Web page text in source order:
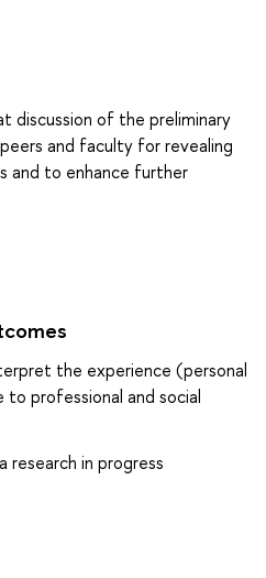
discussion of the preliminary
and faculty for revealing
and to enhance further
the experience (personal
professional and social
research in progress